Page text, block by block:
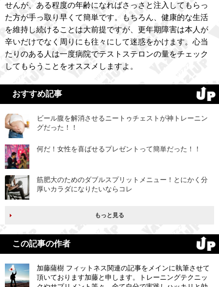
せんが、ある程度の年齢になればさっさと注入してもらっ
た方が手っ取り早くて簡単です。もちろん、健康的な生活
を維持し続けることは大前提ですが、更年期障害は本人が
辛いだけでなく周りにも往々にして迷惑をかけます。心当
たりのある人は一度病院でテストステロンの量をチェック
してもらうことをオススメしますよ。
おすすめ記事
ビール腹を解消させるニートゥチェストが神トレーニン
グだった！！
何だ！女性を喜ばせるプレゼントって簡単だった！！
筋肥大のためのダブルスプリットメニュー！とにかく分
厚いカラダになりたいならコレ
もっと見る
この記事の作者
加藤薩樹 フィットネス関連の記事をメインに執筆させて
頂いております加藤と申します。トレーニングテクニッ